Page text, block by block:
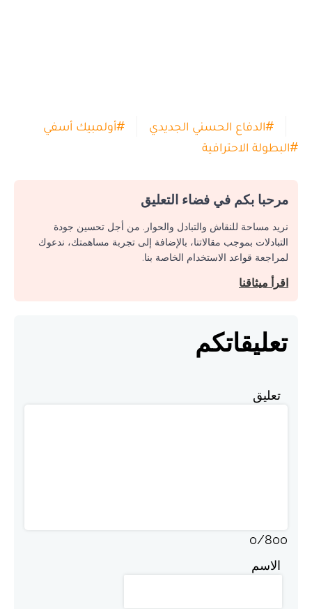
#الدفاع الحسني الجديدي #أولمبيك أسفي
#البطولة الاحترافية
مرحبا بكم في فضاء التعليق
نريد مساحة للنقاش والتبادل والحوار. من أجل تحسين جودة
التبادلات بموجب مقالاتنا، بالإضافة إلى تجربة مساهمتك، ندعوك
لمراجعة قواعد الاستخدام الخاصة بنا.
اقرأ ميثاقنا
تعليقاتكم
تعليق
0/800
الاسم